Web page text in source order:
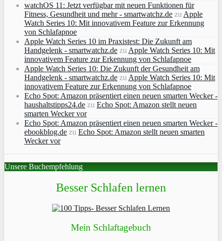
watchOS 11: Jetzt verfügbar mit neuen Funktionen für
Fitness, Gesundheit und mehr - smartwatchz.de zu Apple
Watch Series 10: Mit innovativem Feature zur Erkennung
von Schlafapnoe
Apple Watch Series 10 im Praxistest: Die Zukunft am
Handgelenk - smartwatchz.de zu Apple Watch Series 10: Mit
innovativem Feature zur Erkennung von Schlafapnoe
Apple Watch Series 10: Die Zukunft der Gesundheit am
Handgelenk - smartwatchz.de zu Apple Watch Series 10: Mit
innovativem Feature zur Erkennung von Schlafapnoe
Echo Spot: Amazon präsentiert einen neuen smarten Wecker -
haushaltstipps24.de zu Echo Spot: Amazon stellt neuen
smarten Wecker vor
Echo Spot: Amazon präsentiert einen neuen smarten Wecker -
ebookblog.de zu Echo Spot: Amazon stellt neuen smarten
Wecker vor
Unsere Buchempfehlung
Besser Schlafen lernen
Mein Schlaftagebuch